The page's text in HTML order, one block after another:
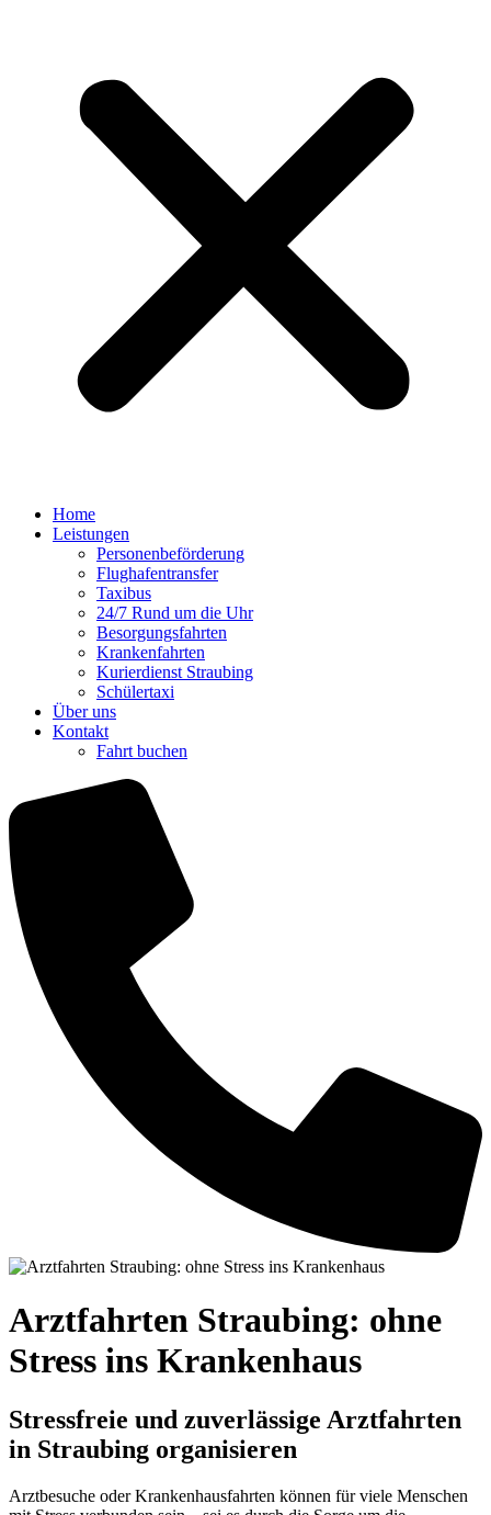
Home
Leistungen
Personenbeförderung
Flughafentransfer
Taxibus
24/7 Rund um die Uhr
Besorgungsfahrten
Krankenfahrten
Kurierdienst Straubing
Schülertaxi
Über uns
Kontakt
Fahrt buchen
Arztfahrten Straubing: ohne
Stress ins Krankenhaus
Stressfreie und zuverlässige Arztfahrten
in Straubing organisieren
Arztbesuche oder Krankenhausfahrten können für viele Menschen